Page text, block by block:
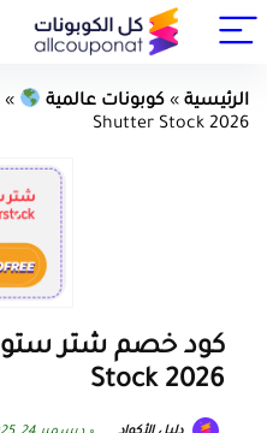
الرئيسية » كوبونات عالمية »
Shutter Stock 2026
Stock 2026